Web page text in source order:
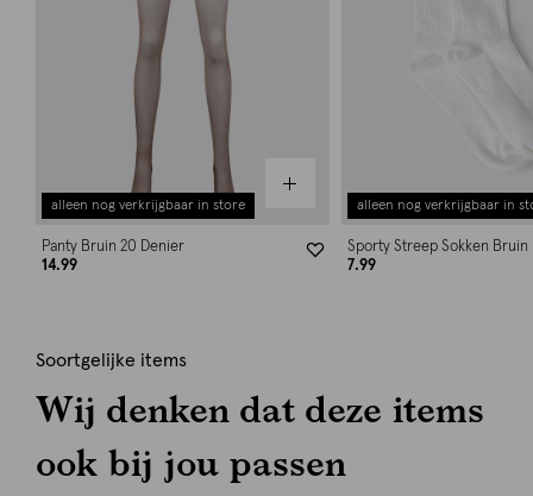
alleen nog verkrijgbaar in store
Panty Bruin 20 Denier
14.99
alleen nog verkrijgbaar in
Sporty Streep Sokken Bruin
7.99
Soortgelijke items
Wij denken dat deze items
ook bij jou passen